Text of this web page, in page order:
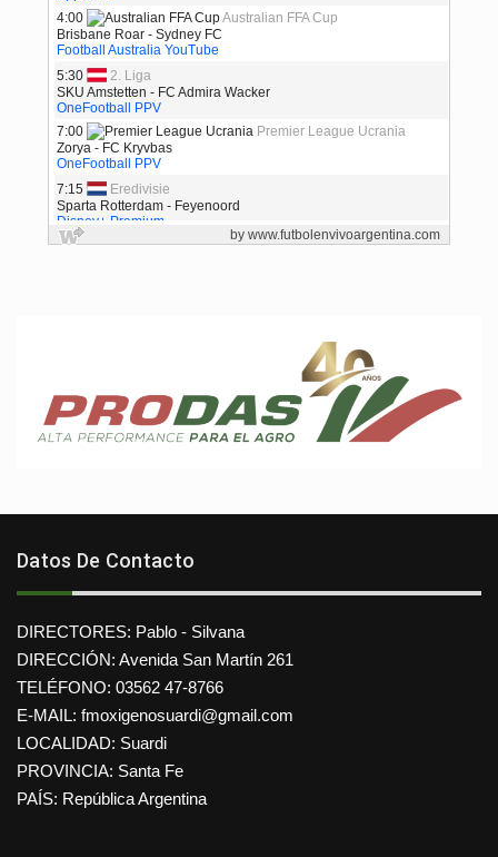
Datos De Contacto
DIRECTORES: Pablo - Silvana
DIRECCIÓN: Avenida San Martín 261
TELÉFONO: 03562 47-8766
E-MAIL: fmoxigenosuardi@gmail.com
LOCALIDAD: Suardi
PROVINCIA: Santa Fe
PAÍS: República Argentina